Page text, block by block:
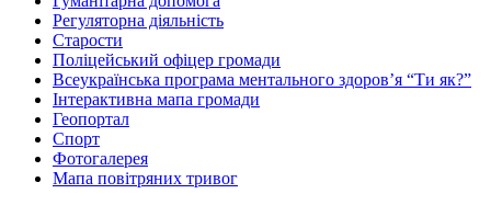
Регуляторна діяльність
Старости
Поліцейський офіцер громади
Всеукраїнська програма ментального здоров’я “Ти як?”
Інтерактивна мапа громади
Геопортал
Спорт
Фотогалерея
Мапа повітряних тривог